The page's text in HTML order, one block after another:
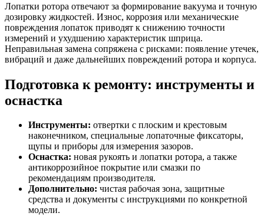
Лопатки ротора отвечают за формирование вакуума и точную
дозировку жидкостей. Износ, коррозия или механические
повреждения лопаток приводят к снижению точности
измерений и ухудшению характеристик шприца.
Неправильная замена сопряжена с рисками: появление утечек,
вибраций и даже дальнейших повреждений ротора и корпуса.
Подготовка к ремонту: инструменты и
оснастка
Инструменты: отвертки с плоским и крестовым
наконечником, специальные лопаточные фиксаторы,
щупы и приборы для измерения зазоров.
Оснастка: новая рукоять и лопатки ротора, а также
антикоррозийное покрытие или смазки по
рекомендациям производителя.
Дополнительно: чистая рабочая зона, защитные
средства и документы с инструкциями по конкретной
модели.